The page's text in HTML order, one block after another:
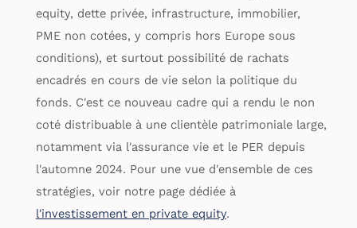
equity, dette privée, infrastructure, immobilier,
PME non cotées, y compris hors Europe sous
conditions), et surtout possibilité de rachats
encadrés en cours de vie selon la politique du
fonds. C'est ce nouveau cadre qui a rendu le non
coté distribuable à une clientèle patrimoniale large,
notamment via l'assurance vie et le PER depuis
l'automne 2024. Pour une vue d'ensemble de ces
stratégies, voir notre page dédiée à
l'investissement en private equity.